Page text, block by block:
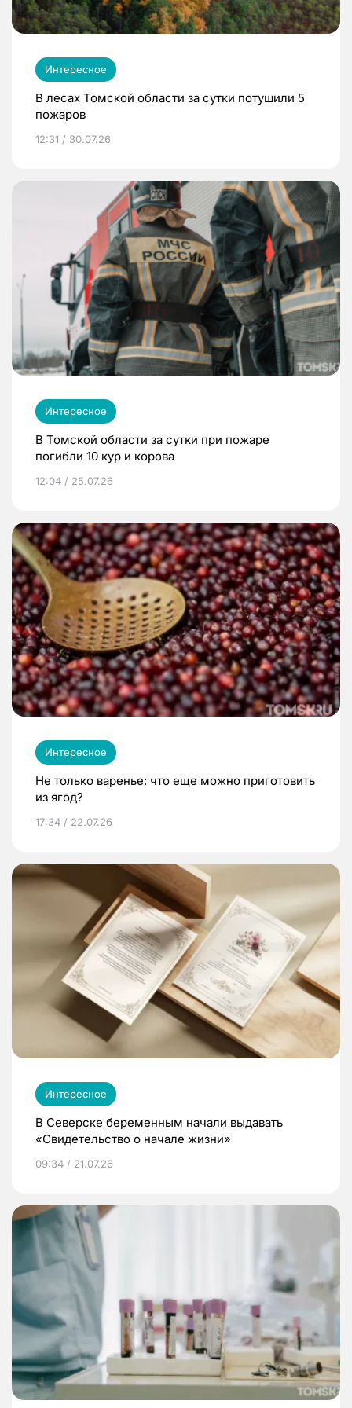
Интересное
В лесах Томской области за сутки потушили 5
пожаров
12:31 / 30.07.26
Интересное
В Томской области за сутки при пожаре
погибли 10 кур и корова
12:04 / 25.07.26
Интересное
Не только варенье: что еще можно приготовить
из ягод?
17:34 / 22.07.26
Интересное
В Северске беременным начали выдавать
«Свидетельство о начале жизни»
09:34 / 21.07.26